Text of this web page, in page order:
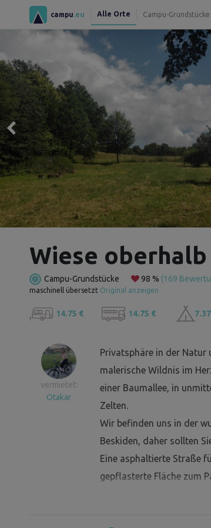
campu .eu Alle Orte Campu-Grundstücke
Wiese
Campu-Grundstücke 98 % (169
maschinell übersetzt Original anzeigen
14.75 € 14.75 €
vermietet:
Otakar
Privatsphäre in der Natur
malerische Wildnis im
einer Baumallee, in
Zelten.
Wir befinden uns in der
Beskiden, daher sollten
Eine asphaltierte Straße
gepflasterte Fläche zum